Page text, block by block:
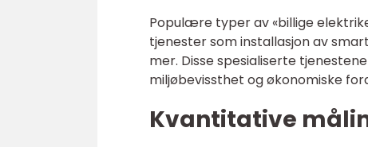
Populære typer av «billige
tjenester som installasjon av
mer. Disse spesialiserte
miljøbevissthet og økonomiske
Kvantitative